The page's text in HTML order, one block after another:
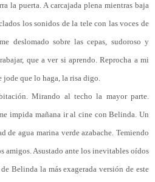
la puerta. A carcajada plena mientras baja
los sonidos de la tele con las voces de
deslomado sobre las cepas, sudoroso y
que a ver si aprendo. Reprocha a mi
jode que lo haga, la risa digo.
Mirando al techo la mayor parte.
impida mañana ir al cine con Belinda. Un
de agua marina verde azabache. Temiendo
amigos. Asustado ante los inevitables oídos
Belinda la más exagerada versión de este